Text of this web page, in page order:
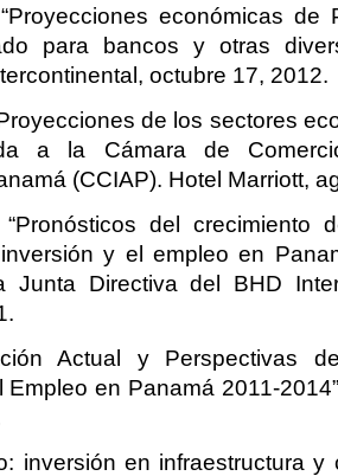
económicas de
para bancos y otras
octubre 17, 2012.
de los sectores
a la Cámara de
(CCIAP). Hotel Marriott,
“Pronósticos del crecimiento
y el empleo en
Junta Directiva del BHD
Actual y Perspectivas
en Panamá 2011-
inversión en infraestructura y